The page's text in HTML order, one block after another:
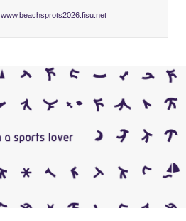
www.beachsprots2026.fisu.net